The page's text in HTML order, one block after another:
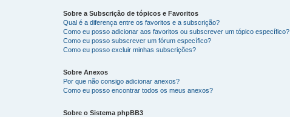
Sobre a Subscrição de tópicos e Favoritos
Qual é a diferença entre os favoritos e a subscrição?
Como eu posso adicionar aos favoritos ou subscrever um tópico específico?
Como eu posso subscrever um fórum específico?
Como eu posso excluir minhas subscrições?
Sobre Anexos
Por que não consigo adicionar anexos?
Como eu posso encontrar todos os meus anexos?
Sobre o Sistema phpBB3